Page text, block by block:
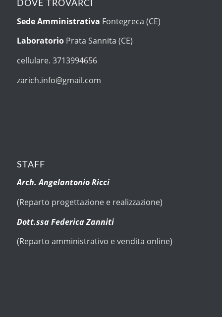
DOVE TROVARCI
Sede Amministrativa Fontegreca (CE)
Laboratorio Prata Sannita (CE)
cellulare. 3713994656
zarich.info@gmail.com
STAFF
Arch. Angelantonio Ricci
(Reparto progettazione e realizzazione)
Dott.ssa Federica Zanniti
(Reparto amministrativo e vendita online)